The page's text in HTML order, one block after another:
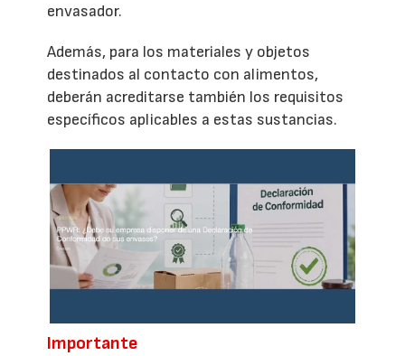
envasador.
Además, para los materiales y objetos
destinados al contacto con alimentos,
deberán acreditarse también los requisitos
específicos aplicables a estas sustancias.
Importante